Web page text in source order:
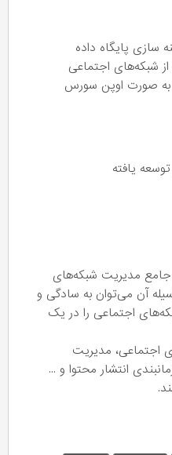
سازی پایگاه داده
به صورت اوپن سورس
یافته
جامع مدیریت شبکه‌های
آن می‌توان به سادگی و
اجتماعی را در یک
اجتماعی، مدیریت
انتشار محتوا و ...